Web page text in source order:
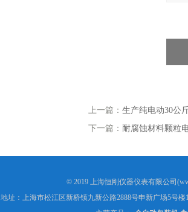
上一篇： 生产纯电动30公
下一篇： 耐腐蚀材料颗粒
© 2019 上海恒刚仪器仪表有限公司
地址：上海市松江区新桥镇九新公路2888号申新广场5号楼